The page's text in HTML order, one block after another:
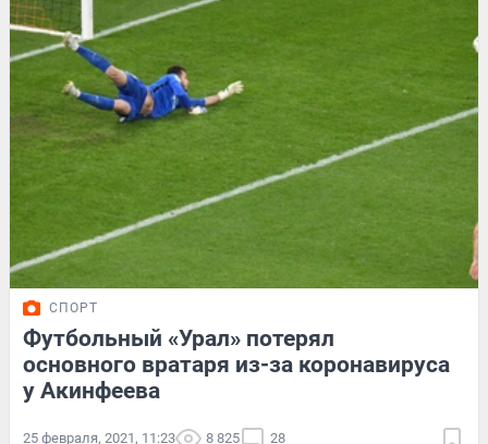
СПОРТ
Футбольный «Урал» потерял
основного вратаря из-за коронавируса
у Акинфеева
25 февраля, 2021, 11:23 8 825 28